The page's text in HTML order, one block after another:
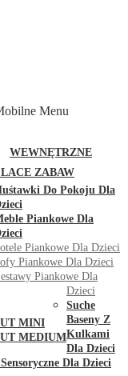
MINI
MEDIUM
Menu
WEWNĘTRZNE
ZABAW
Do Pokoju Dla
Piankowe Dla
Piankowe Dla Dzieci
Piankowe Dla Dzieci
Piankowe Dla
Dzieci
Suche
Baseny Z
Kulkami
Dla Dzieci
Dla Dzieci